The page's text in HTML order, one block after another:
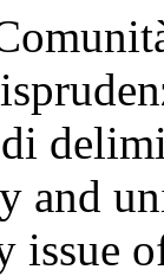
and
issue